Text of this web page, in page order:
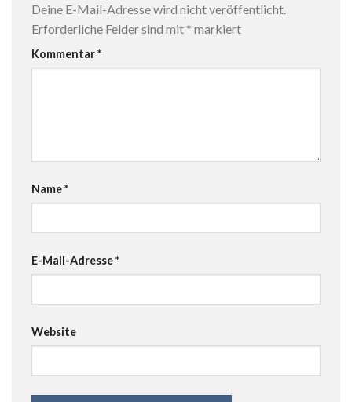
Deine E-Mail-Adresse wird nicht veröffentlicht.
Erforderliche Felder sind mit * markiert
Kommentar*
Name*
E-Mail-Adresse*
Website